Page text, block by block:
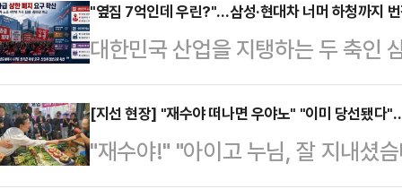
균열이 발생했다.하지만 벼랑 끝에
다. 주호영 의원과 이진숙 전 방송
치로 결단을 내리면서다. 이들의 합
될지 주목된다.27일 대구 지역 정
김부겸이라는 거물과 맞서야 하는
"옆집 7억인데 우린?"…삼성·현대차 너머 하청까지
대한민국 산업을 지탱하는 두 축인
소용돌이에 휘말렸다. 개별 기업의
러싼 ‘보상 전쟁’이 산업 생태계 전
패권 경쟁이 정점에 달한 골든타임
[지선 현장] "재수야 떠나면 우야노" "이미 당선됐다
"재수야!" "아이고 누님, 잘 지내셨